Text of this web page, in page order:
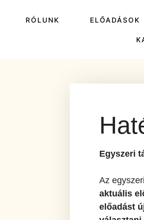
RÓLUNK ELŐADÁSOK
Egyszeri
Az
aktuális
előadást